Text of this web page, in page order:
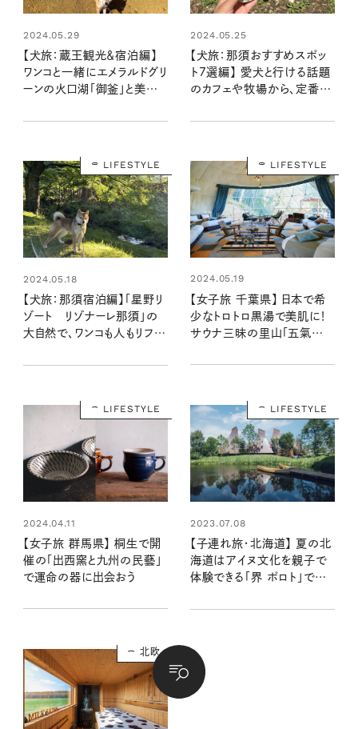
2024.05.29
【犬旅：蔵王観光＆宿泊編】
ワンコと一緒にエメラルドグリ
ーンの火口湖「御釜」と美食
柴・まもるくんの旅日記
2024.05.25
【犬旅：那須おすすめスポッ
ト7選編】 愛犬と行ける話題
のカフェや牧場から、定番の
満喫！：豆柴・まもるくんの旅
LIFESTYLE
2024.05.18
【犬旅：那須宿泊編】「星野リ
ゾート リゾナーレ那須」の
大自然で、ワンコも人もリフレ
旅日記
LIFESTYLE
2024.05.19
【女子旅 千葉県】 日本で希
少なトロトロ黒湯で美肌に！
サウナ三昧の里山「五氣里」
LIFESTYLE
2024.04.11
【女子旅 群馬県】 桐生で開
催の「出西窯と九州の民藝」
で運命の器に出会おう
LIFESTYLE
2023.07.08
【子連れ旅・北海道】 夏の北
海道はアイヌ文化を親子で
体験できる「界 ポロト」で満
北欧